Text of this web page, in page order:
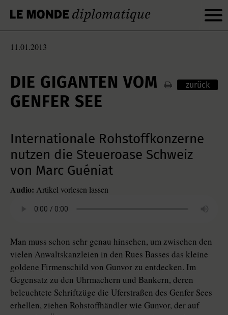
11.01.2013
DIE GIGANTEN VOM
GENFER SEE
zurück
Internationale Rohstoffkonzerne
nutzen die Steueroase Schweiz
von Marc Guéniat
Audio: Artikel vorlesen lassen
Man muss schon sehr genau hinsehen, um zwischen den
vielen Anwaltskanzleien in den Rues Basses das kleine
goldene Firmenschild von Gunvor zu entdecken. Im
Gegensatz zu den Uhrmachern und Bankern, deren
beleuchtete Schriftzüge die Uferstraßen des Genfer Sees
erhellen, ziehen Rohstoffhändler wie Gunvor, der auf